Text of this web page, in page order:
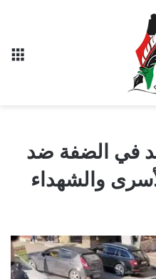
في الضفة ضد
والشهداء